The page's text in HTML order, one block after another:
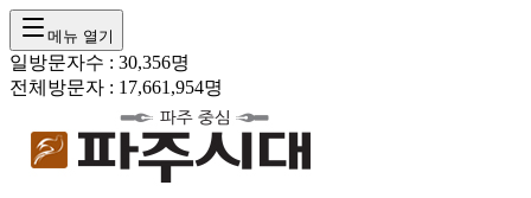
메뉴 열기
일방문자수 : 30,356명
전체방문자 : 17,661,954명